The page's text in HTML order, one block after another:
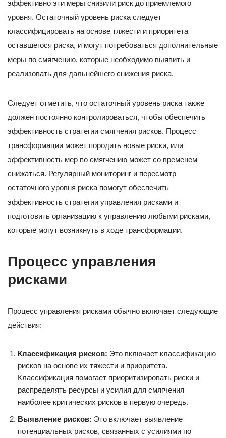
эффективно эти меры снизили риск до приемлемого
уровня. Остаточный уровень риска следует
классифицировать на основе тяжести и приоритета
оставшегося риска, и могут потребоваться дополнительные
меры по смягчению, которые необходимо выявить и
реализовать для дальнейшего снижения риска.
Следует отметить, что остаточный уровень риска также
должен постоянно контролироваться, чтобы обеспечить
эффективность стратегии смягчения рисков. Процесс
трансформации может породить новые риски, или
эффективность мер по смягчению может со временем
снижаться. Регулярный мониторинг и пересмотр
остаточного уровня риска помогут обеспечить
эффективность стратегии управления рисками и
подготовить организацию к управлению любыми рисками,
которые могут возникнуть в ходе трансформации.
Процесс управления
рисками
Процесс управления рисками обычно включает следующие
действия:
Классификация рисков: Это включает классификацию
рисков на основе их тяжести и приоритета.
Классификация помогает приоритизировать риски и
распределять ресурсы и усилия для смягчения
наиболее критических рисков в первую очередь.
Выявление рисков: Это включает выявление
потенциальных рисков, связанных с усилиями по